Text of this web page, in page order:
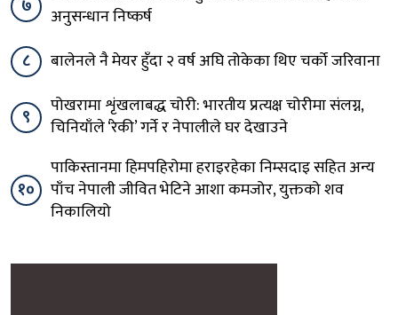
७
अनुसन्धान निष्कर्ष
८
बालेनले नै मेयर हुँदा २ वर्ष अघि तोकेका थिए चर्को जरिवाना
९
पोखरामा शृंखलाबद्ध चोरी: भारतीय प्रत्यक्ष चोरीमा संलग्न,
चिनियाँले ‘रेकी’ गर्ने र नेपालीले घर देखाउने
१०
पाकिस्तानमा हिमपहिरोमा हराइरहेका निम्सदाइ सहित अन्य
पाँच नेपाली जीवित भेटिने आशा कमजोर, युक्तको शव
निकालियो